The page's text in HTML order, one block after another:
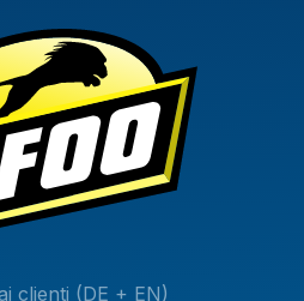
clienti (DE + EN)